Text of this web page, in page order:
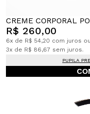
CREME CORPORAL
R$ 260,00
6x de R$ 54,20 com juros ou
3x de R$ 86,67 sem juros.
PUPILA